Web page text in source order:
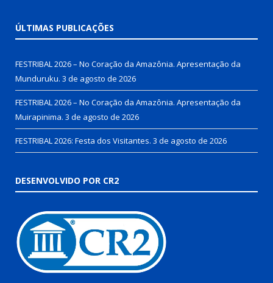
ÚLTIMAS PUBLICAÇÕES
FESTRIBAL 2026 – No Coração da Amazônia. Apresentação da
Munduruku. 3 de agosto de 2026
FESTRIBAL 2026 – No Coração da Amazônia. Apresentação da
Muirapinima. 3 de agosto de 2026
FESTRIBAL 2026: Festa dos Visitantes. 3 de agosto de 2026
DESENVOLVIDO POR CR2